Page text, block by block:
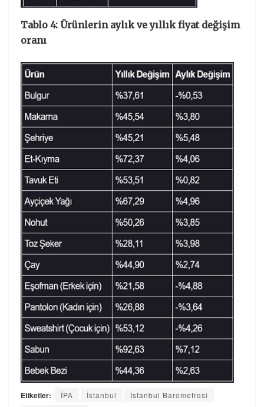
Tablo 4: Ürünlerin aylık ve yıllık fiyat değişim
oranı
Etiketler: İPA İstanbul
İstanbul Barometresi